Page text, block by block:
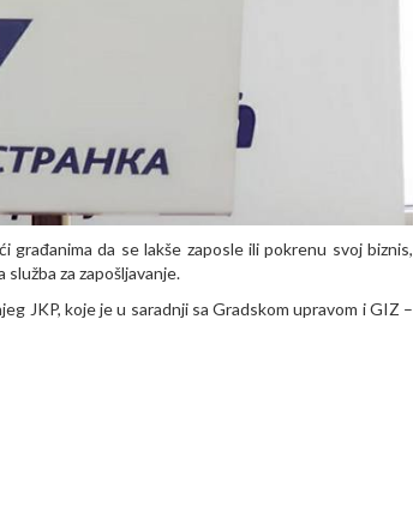
da se lakše zaposle ili pokrenu svoj biznis,
za zapošljavanje.
JKP, koje je u saradnji sa Gradskom upravom i GIZ –